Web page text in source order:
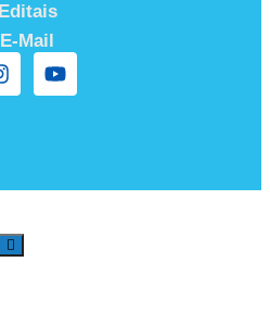
Editais
E-Mail